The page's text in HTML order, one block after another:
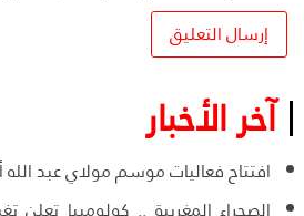
آخر الأخبار
افتتاح فعاليات موسم مولاي عبد الله